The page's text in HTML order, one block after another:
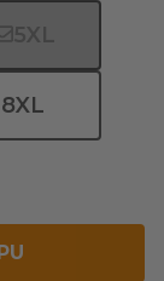
5XL
8XL